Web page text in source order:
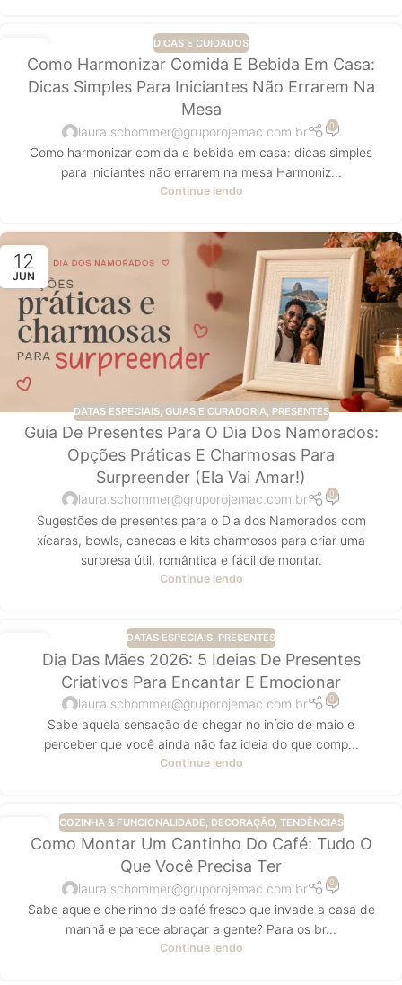
13
JUN
DICAS E CUIDADOS
Como Harmonizar Comida E Bebida Em Casa:
Dicas Simples Para Iniciantes Não Errarem Na
Mesa
laura.schommer@gruporojemac.com.br 0
Como harmonizar comida e bebida em casa: dicas simples
para iniciantes não errarem na mesa Harmoniz...
Continue lendo
12
JUN
DATAS ESPECIAIS, GUIAS E CURADORIA, PRESENTES
Guia De Presentes Para O Dia Dos Namorados:
Opções Práticas E Charmosas Para
Surpreender (ela Vai Amar!)
laura.schommer@gruporojemac.com.br 0
Sugestões de presentes para o Dia dos Namorados com
xícaras, bowls, canecas e kits charmosos para criar uma
surpresa útil, romântica e fácil de montar.
Continue lendo
DATAS ESPECIAIS, PRESENTES
Dia Das Mães 2026: 5 Ideias De Presentes
Criativos Para Encantar E Emocionar
laura.schommer@gruporojemac.com.br 0
Sabe aquela sensação de chegar no início de maio e
perceber que você ainda não faz ideia do que comp...
Continue lendo
05
ABR
COZINHA & FUNCIONALIDADE, DECORAÇÃO, TENDÊNCIAS
Como Montar Um Cantinho Do Café: Tudo O
Que Você Precisa Ter
laura.schommer@gruporojemac.com.br 0
Sabe aquele cheirinho de café fresco que invade a casa de
manhã e parece abraçar a gente? Para os br...
Continue lendo